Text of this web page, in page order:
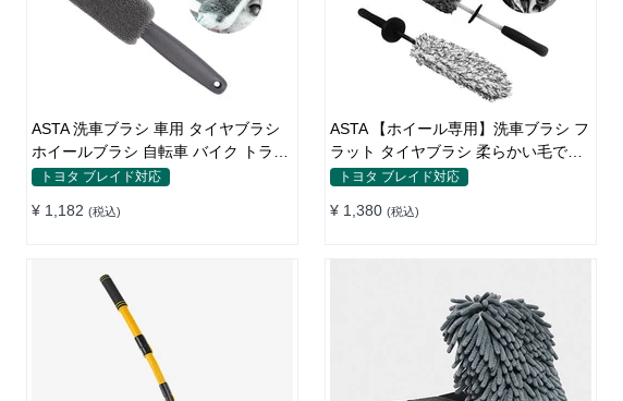
ASTA 洗車ブラシ 車用 タイヤブラシ
ホイールブラシ 自転車 バイク トラッ
ク対応 洗車グッズ カー用品 掃除道具
トヨタ ブレイド対応
¥ 1,182 (税込)
ASTA 【ホイール専用】洗車ブラシ フ
ラット タイヤブラシ 柔らかい毛で傷
つけない ホイールブラシ 車用 洗車グ
入り
トヨタ ブレイド対応
¥ 1,380 (税込)